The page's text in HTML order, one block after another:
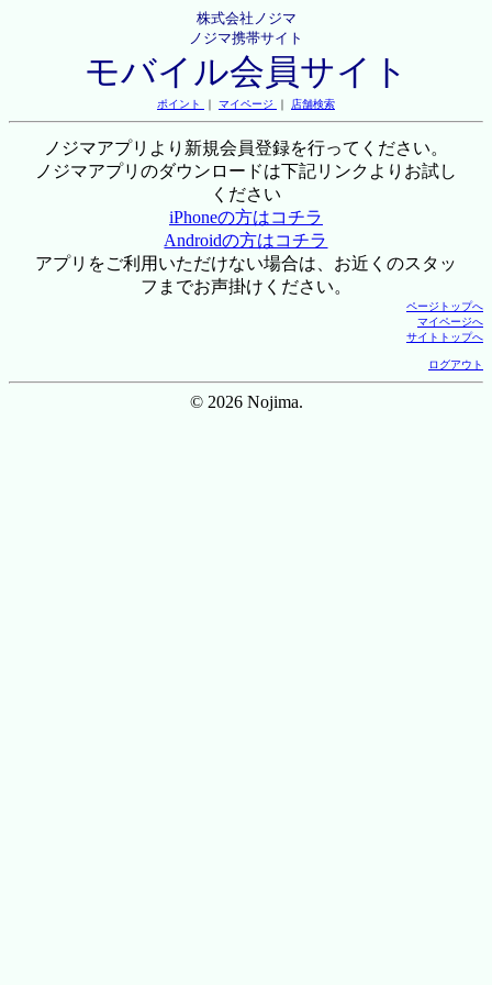
株式会社ノジマ
ノジマ携帯サイト
モバイル会員サイト
ポイント ｜ マイページ ｜ 店舗検索
ノジマアプリより新規会員登録を行ってください。
ノジマアプリのダウンロードは下記リンクよりお試し
ください
iPhoneの方はコチラ
Androidの方はコチラ
アプリをご利用いただけない場合は、お近くのスタッ
フまでお声掛けください。
ページトップへ
マイページへ
サイトトップへ
ログアウト
© 2026 Nojima.